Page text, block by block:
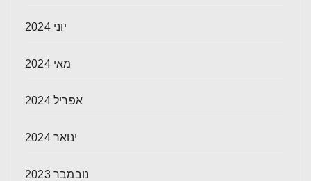
יוני 2024
מאי 2024
אפריל 2024
ינואר 2024
נובמבר 2023